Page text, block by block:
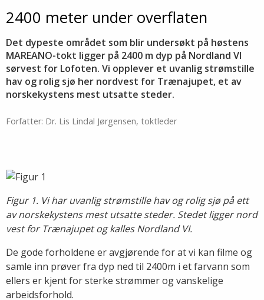
2400 meter under overflaten
Det dypeste området som blir undersøkt på høstens
MAREANO-tokt ligger på 2400 m dyp på Nordland VI
sørvest for Lofoten. Vi opplever et uvanlig strømstille
hav og rolig sjø her nordvest for Trænajupet, et av
norskekystens mest utsatte steder.
Forfatter: Dr. Lis Lindal Jørgensen, toktleder
Figur 1. Vi har uvanlig strømstille hav og rolig sjø på ett
av norskekystens mest utsatte steder. Stedet ligger nord
vest for Trænajupet og kalles Nordland VI.
De gode forholdene er avgjørende for at vi kan filme og
samle inn prøver fra dyp ned til 2400m i et farvann som
ellers er kjent for sterke strømmer og vanskelige
arbeidsforhold.